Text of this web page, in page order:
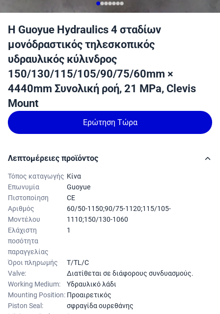
Η Guoyue Hydraulics 4 σταδίων
μονόδραστικός τηλεσκοπικός
υδραυλικός κύλινδρος
150/130/115/105/90/75/60mm ×
4440mm Συνολική ροή, 21 MPa, Clevis
Mount
Ερώτηση Τώρα
Λεπτομέρειες προϊόντος
Τόπος καταγωγής Κίνα
Επωνυμία
Guoyue
Πιστοποίηση
CE
Αριθμός
Μοντέλου
60/50-1150;90/75-1120;115/105-
1110;150/130-1060
Ελάχιστη
ποσότητα
παραγγελίας
1
Όροι πληρωμής
T/TL/C
Valve:
Διατίθεται σε διάφορους συνδυασμούς.
Working Medium:
Υδραυλικό λάδι
Mounting Position: Προαιρετικός
Piston Seal:
σφραγίδα ουρεθάνης